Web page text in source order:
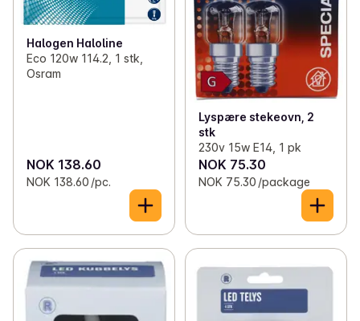
Halogen Haloline
Eco 120w 114.2, 1 stk,
Osram
NOK 138.60
NOK 138.60 /pc.
Lyspære stekeovn, 2
stk
230v 15w E14, 1 pk
NOK 75.30
NOK 75.30 /package